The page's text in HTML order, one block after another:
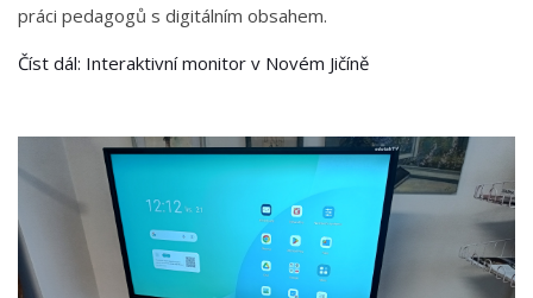
práci pedagogů s digitálním obsahem.
Číst dál: Interaktivní monitor v Novém Jičíně